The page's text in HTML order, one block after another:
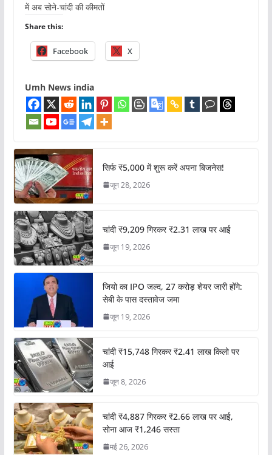
में अब सोने-चांदी की कीमतों
Share this:
Facebook X
Umh News india
सिर्फ ₹5,000 में शुरू करें अपना बिजनेस!
जून 28, 2026
चांदी ₹9,209 गिरकर ₹2.31 लाख पर आई
जून 19, 2026
जियो का IPO जल्द, 27 करोड़ शेयर जारी होंगे:
सेबी के पास दस्तावेज जमा
जून 19, 2026
चांदी ₹15,748 गिरकर ₹2.41 लाख किलो पर
आई
जून 8, 2026
चांदी ₹4,887 गिरकर ₹2.66 लाख पर आई,
सोना आज ₹1,246 सस्ता
मई 26, 2026